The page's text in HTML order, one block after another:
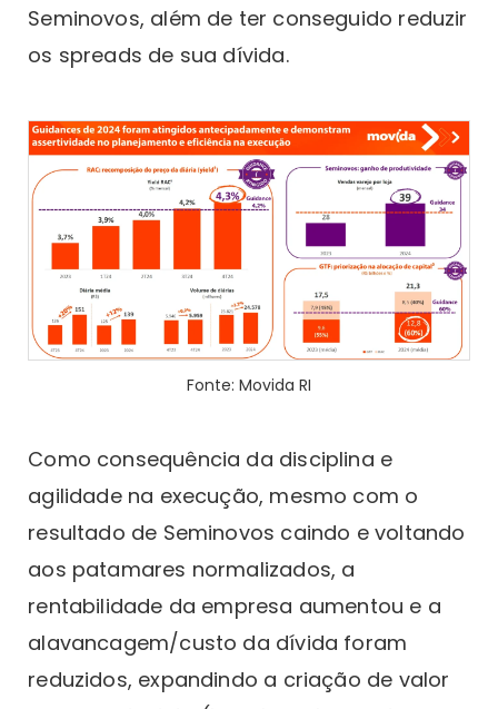
Seminovos, além de ter conseguido reduzir
os spreads de sua dívida.
Fonte: Movida RI
Como consequência da disciplina e
agilidade na execução, mesmo com o
resultado de Seminovos caindo e voltando
aos patamares normalizados, a
rentabilidade da empresa aumentou e a
alavancagem/custo da dívida foram
reduzidos, expandindo a criação de valor